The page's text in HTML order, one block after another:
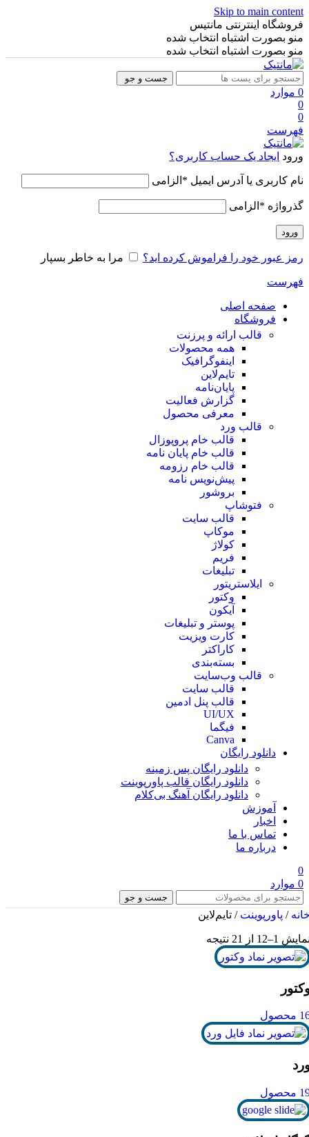
Skip to main content
فروشگاه اینترنتی مانتیس
منو بصورت اشتباه انتخاب شده
منو بصورت اشتباه انتخاب شده
جست و جو
0 موارد
0
0
فهرست
ورود ایجاد یک حساب کاربری؟
نام کاربری یا آدرس ایمیل * الزامی
گذرواژه * الزامی
ورود
رمز عبور خود را فراموش کرده اید؟ مرا به خاطر بسپار
فهرست
صفحه اصلی
فروشگاه
قالب ارائه و پرزنت
همه محصولات
اینفوگرافیک
تایم‌لاین
پایان‌نامه
گزارش فعالیت
معرفی محصول
قالب ورد
قالب خام پروپوزال
قالب خام پایان نامه
قالب خام رزومه
پیش‌نویس نامه
بروشور
فتوشاپ
قالب سایت
موکاپ
کولاژ
فریم
تبلیغات
ایلاستریتور
وکتور
آیکون
پوستر و تبلیغات
کارت ویزیت
کاراکتر
بسته‌بندی
قالب وب‌سایت
قالب‌ سایت
قالب پنل ادمین
UI/UX
فیگما
Canva
دانلود رایگان
دانلود رایگان پس زمینه
دانلود رایگان قالب‌ پاورپوینت
دانلود رایگان آهنگ بی‌کلام
آموزش
اخبار
تماس با ما
درباره ما
0
0 موارد
جست و جو
/ پاورپوینت/ تایم‌لاین
1–12 از 21 نتیجه
محصول
محصول